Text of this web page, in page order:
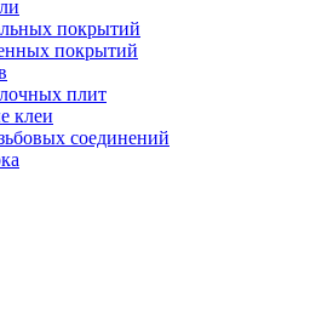
покрытий
покрытий
плит
клеи
соединений